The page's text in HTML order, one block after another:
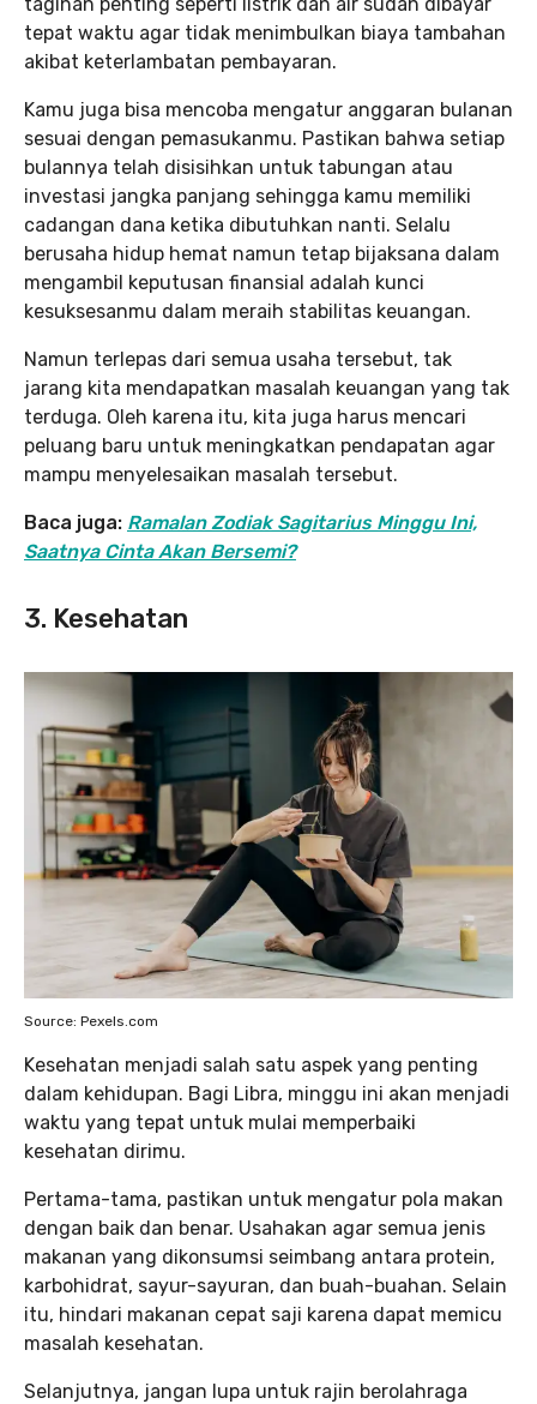
tepat waktu agar tidak menimbulkan biaya tambahan
akibat keterlambatan pembayaran.
Kamu juga bisa mencoba mengatur anggaran bulanan
sesuai dengan pemasukanmu. Pastikan bahwa setiap
bulannya telah disisihkan untuk tabungan atau
investasi jangka panjang sehingga kamu memiliki
cadangan dana ketika dibutuhkan nanti. Selalu
berusaha hidup hemat namun tetap bijaksana dalam
mengambil keputusan finansial adalah kunci
kesuksesanmu dalam meraih stabilitas keuangan.
Namun terlepas dari semua usaha tersebut, tak
jarang kita mendapatkan masalah keuangan yang tak
terduga. Oleh karena itu, kita juga harus mencari
peluang baru untuk meningkatkan pendapatan agar
mampu menyelesaikan masalah tersebut.
Baca juga: Ramalan Zodiak Sagitarius Minggu Ini,
Saatnya Cinta Akan Bersemi?
3. Kesehatan
Source: Pexels.com
Kesehatan menjadi salah satu aspek yang penting
dalam kehidupan. Bagi Libra, minggu ini akan menjadi
waktu yang tepat untuk mulai memperbaiki
kesehatan dirimu.
Pertama-tama, pastikan untuk mengatur pola makan
dengan baik dan benar. Usahakan agar semua jenis
makanan yang dikonsumsi seimbang antara protein,
karbohidrat, sayur-sayuran, dan buah-buahan. Selain
itu, hindari makanan cepat saji karena dapat memicu
masalah kesehatan.
Selanjutnya, jangan lupa untuk rajin berolahraga